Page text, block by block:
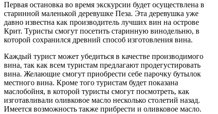
Первая остановка во время экскурсии будет осуществлена в
старинной маленькой деревушке Пеза. Эта деревушка уже
давно известна как производитель лучших вин на острове
Крит. Туристы смогут посетить старинную винодельню, в
которой сохранился древний способ изготовления вина.
Каждый турист может убедиться в качестве производимого
вина, так как всем туристам предлагают продегустировать
вина. Желающие смогут приобрести себе парочку бутылок
местного вина. Кроме того туристам будет показана
маслобойня, в которой туристы смогут посмотреть, как
изготавливали оливковое масло несколько столетий назад.
Имеется возможность также прибрести и оливковое масло.